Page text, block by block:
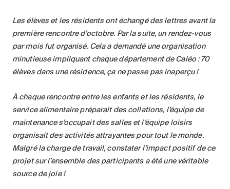
Les élèves et les résidents ont échangé des lettres avant la
première rencontre d’octobre. Par la suite, un rendez-vous
par mois fut organisé. Cela a demandé une organisation
minutieuse impliquant chaque département de Caléo : 70
élèves dans une résidence, ça ne passe pas inaperçu !
À chaque rencontre entre les enfants et les résidents, le
service alimentaire préparait des collations, l’équipe de
maintenance s’occupait des salles et l’équipe loisirs
organisait des activités attrayantes pour tout le monde.
Malgré la charge de travail, constater l’impact positif de ce
projet sur l’ensemble des participants a été une véritable
source de joie !